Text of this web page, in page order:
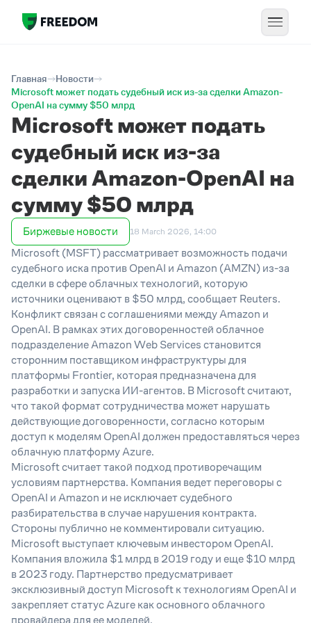
Главная
Новости
Microsoft может подать судебный иск из-за сделки Amazon-
OpenAI на сумму $50 млрд
Microsoft может подать
судебный иск из-за
сделки Amazon-OpenAI на
сумму $50 млрд
Биржевые новости 18 March 2026, 14:00
Microsoft (MSFT) рассматривает возможность подачи
судебного иска против OpenAI и Amazon (AMZN) из-за
сделки в сфере облачных технологий, которую
источники оценивают в $50 млрд, сообщает Reuters.
Конфликт связан с соглашениями между Amazon и
OpenAI. В рамках этих договоренностей облачное
подразделение Amazon Web Services становится
сторонним поставщиком инфраструктуры для
платформы Frontier, которая предназначена для
разработки и запуска ИИ-агентов. В Microsoft считают,
что такой формат сотрудничества может нарушать
действующие договоренности, согласно которым
доступ к моделям OpenAI должен предоставляться через
облачную платформу Azure.
Microsoft считает такой подход противоречащим
условиям партнерства. Компания ведет переговоры с
OpenAI и Amazon и не исключает судебного
разбирательства в случае нарушения контракта.
Стороны публично не комментировали ситуацию.
Microsoft выступает ключевым инвестором OpenAI.
Компания вложила $1 млрд в 2019 году и еще $10 млрд
в 2023 году. Партнерство предусматривает
эксклюзивный доступ Microsoft к технологиям OpenAI и
закрепляет статус Azure как основного облачного
провайдера для ее моделей.